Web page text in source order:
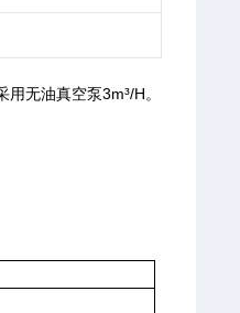
无油真空泵3m³/H。